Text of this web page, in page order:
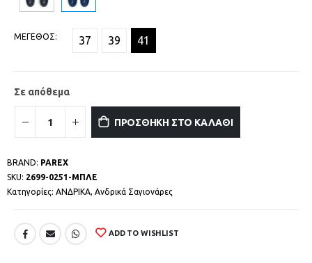
ΜΕΓΕΘΟΣ 37 39 41
Σε απόθεμα
ΠΡΟΣΘΗΚΗ ΣΤΟ ΚΑΛΑΘΙ
BRAND: PAREX
SKU: 2699-0251-ΜΠΛΕ
Κατηγορίες: ΑΝΔΡΙΚΑ, Ανδρικά Σαγιονάρες
ADD TO WISHLIST